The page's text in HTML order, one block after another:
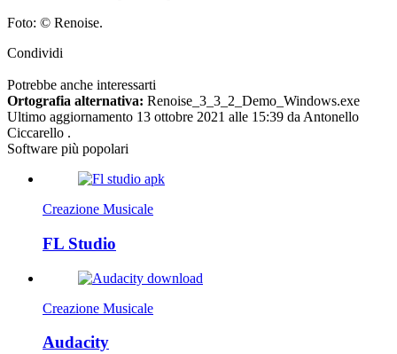
Foto: © Renoise.
Condividi
Potrebbe anche interessarti
Ortografia alternativa: Renoise_3_3_2_Demo_Windows.exe
Ultimo aggiornamento 13 ottobre 2021 alle 15:39 da Antonello
Ciccarello .
Software più popolari
Creazione Musicale
FL Studio
Creazione Musicale
Audacity